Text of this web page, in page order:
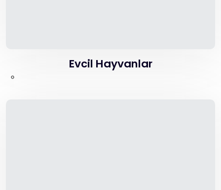
Evcil Hayvanlar